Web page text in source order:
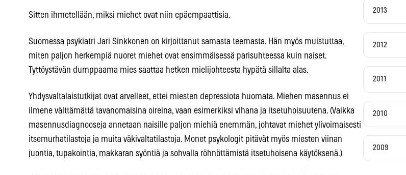
Sitten ihmetellään, miksi miehet ovat niin epäempaattisia.
Suomessa psykiatri Jari Sinkkonen on kirjoittanut samasta teemasta. Hän myös muistuttaa,
miten paljon herkempiä nuoret miehet ovat ensimmäisessä parisuhteessa kuin naiset.
Tyttöystävän dumppaama mies saattaa hetken mielijohteesta hypätä sillalta alas.
Yhdysvaltalaistutkijat ovat arvelleet, ettei miesten depressiota huomata. Miehen masennus ei
ilmene välttämättä tavanomaisina oireina, vaan esimerkiksi vihana ja itsetuhoisuutena. (Vaikka
masennusdiagnooseja annetaan naisille paljon miehiä enemmän, johtavat miehet ylivoimaisesti
itsemurhatilastoja ja muita väkivaltatilastoja. Monet psykologit pitävät myös miesten viinan
juontia, tupakointia, makkaran syöntiä ja sohvalla röhnöttämistä itsetuhoisena käytöksenä.)
2013
2012
2011
2010
2009